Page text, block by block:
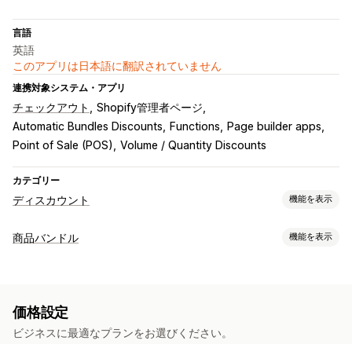
言語
英語
このアプリは日本語に翻訳されていません
連携対象システム・アプリ
チェックアウト
Shopify管理者ページ
Automatic Bundles Discounts Functions Page builder apps
Point of Sale (POS)
Volume / Quantity Discounts
カテゴリー
ディスカウント 機能を表示
ディスカウントの種類
カートディスカウント
商品バンドル 期間限定オファー クロスセルディスカウント
商品バンドル 機能を表示
バリエーションバンドル
サンプルパック 卸売バンドル アップセルバンドル
価格設定
ビジネスに最適なプランをお選びください。